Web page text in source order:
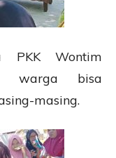
PKK Wontim
warga bisa
masing.